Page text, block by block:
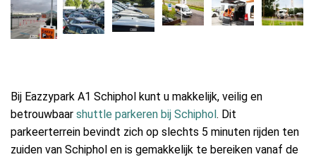
Bij Eazzypark A1 Schiphol kunt u makkelijk, veilig en
betrouwbaar shuttle parkeren bij Schiphol. Dit
parkeerterrein bevindt zich op slechts 5 minuten rijden ten
zuiden van Schiphol en is gemakkelijk te bereiken vanaf de